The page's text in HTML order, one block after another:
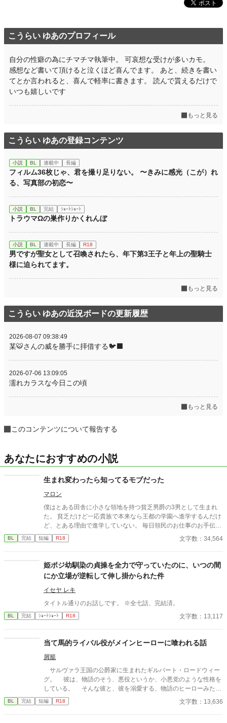
こうらい ゆあのプロフィール
自分の性癖の為にチマチマ執筆中。 可哀想な受けが多いカモ。
感想など書いて頂けると泣くほど喜んでます。 あと、続きを書い
てとか言われると、喜んで軽率に書きます。 読んで貰えるだけで
いつも嬉しいです
もっと見る
こうらい ゆあの登録コンテンツ
小説 BL 連載中 長編
フィルム36枚じゃ、君を撮り足りない。 〜きみに感光（こが）れ
る、写真部の初恋〜
小説 BL 完結 ｼｮｰﾄｼｮｰﾄ
トラウマΩの巣作りかくれんぼ
小説 BL 連載中 長編 R18
男ですが聖女として召喚されたら、年下第3王子と年上の聖騎士
様に迫られてます。
もっと見る
こうらい ゆあの近況ボードの更新履歴
2026-08-07 09:38:49
某🐯さんの威を勝手に拝借する🐦‍⬛
2026-07-06 13:09:05
濡れカラスな今日この頃
もっと見る
このコンテンツについて報告する
あなたにおすすめの小説
生まれ変わったら知ってるモブだった
マロン
僕はとある田舎に小さな領地を持つ貧乏男爵の3男として生まれ
た。 貧乏だけど一応貴族で本来なら王都の学園へ進学するんだけ
ど、とある理由で進学していない。 毎日領民のお仕事のお手伝い
をして平民の困り事を聞いて回るのが僕のしごとだ。 この日も牧
場のお手伝いに向かっていたんだ。 その時そばに立っていた大き
思い出したんだ。 僕の前世のことを・・・この世界は僕の奥さん
が描いてたBL漫画の世界でモーブル・テスカはその中に出てきた
モブだったということを。
BL 完結 短編 R18 文字数：34,564
姫ポジ幼馴染の貞操を全力で守っていたのに、いつの間
にか立場が逆転して伸し掛かられた件
イセヤ レキ
タイトル通りのお話しです。 ※全七話、完結済。
BL 完結 ｼｮｰﾄｼｮｰﾄ R18 文字数：13,117
当て馬的ライバル役がメインヒーローに喰われる話
屑籠
サルヴァラ王国の公爵家に生まれたギルバート・ロードウィー
グ。 彼は、物語のそう、悪役というか、小悪党のような性格を
している。 そんな彼と、彼を溺愛する、物語のヒーローみたい
にキラキラ輝いている平民、アルベルト・グラーツのお話。 さ
らっと読めるようなそんな感じの短編です。
BL 完結 短編 R18 文字数：13,636